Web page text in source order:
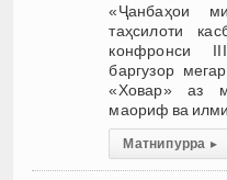
«Ҷанбаҳои
таҳсилоти
конфронси
баргузор
«Ховар» аз
маориф ва
Матни пурра ▸